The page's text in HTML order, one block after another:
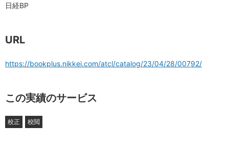
日経BP
URL
https://bookplus.nikkei.com/atcl/catalog/23/04/28/00792/
この実績のサービス
校正 校閲